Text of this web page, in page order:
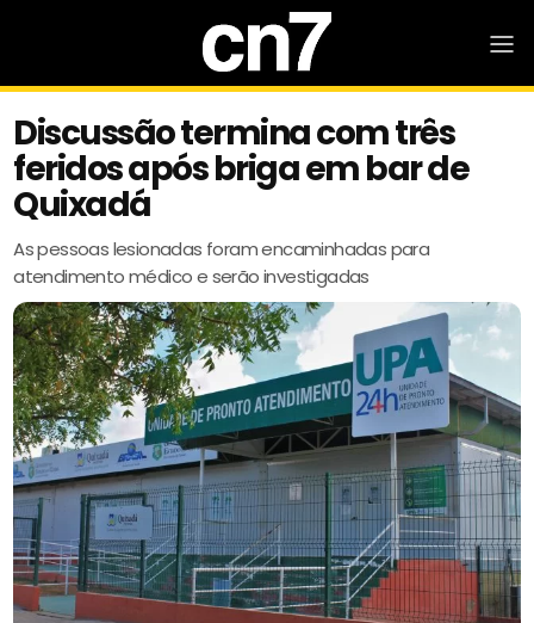
Discussão termina com três
feridos após briga em bar de
Quixadá
As pessoas lesionadas foram encaminhadas para
atendimento médico e serão investigadas